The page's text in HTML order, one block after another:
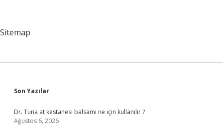
Sitemap
Sidebar
Son Yazılar
Dr. Tuna at kestanesi balsamı ne için kullanılır ?
Ağustos 6, 2026